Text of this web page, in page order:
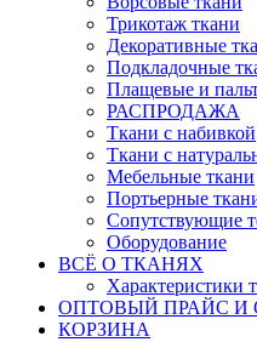
Трикотаж ткани
Декоративные
Подкладочные
Плащевые и
РАСПРОДАЖА
Ткани с набивкой
Ткани с
Мебельные ткани
Портьерные
Сопутствующие
Оборудование
ВСЁ О ТКАНЯХ
Характеристики
ОПТОВЫЙ ПРАЙС И
КОРЗИНА